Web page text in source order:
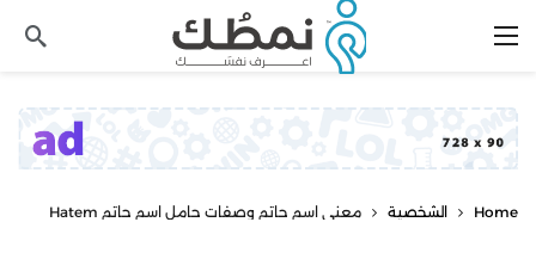
Home الشخصية معنى اسم حاتم وصفات حامل اسم حاتم Hatem